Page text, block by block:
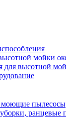
мойки
для высотной
моющие пылесосы
ранцевые